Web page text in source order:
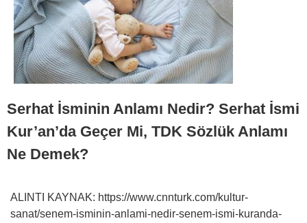
Serhat İsminin Anlamı Nedir? Serhat İsmi
Kur’an’da Geçer Mi, TDK Sözlük Anlamı
Ne Demek?
ALINTI KAYNAK: https://www.cnnturk.com/kultur-
sanat/senem-isminin-anlami-nedir-senem-ismi-kuranda-